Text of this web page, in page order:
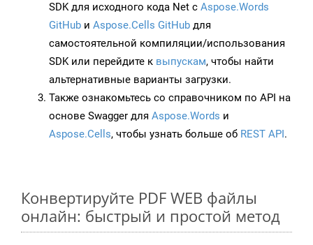
SDK для исходного кода Net с Aspose.Words
GitHub и Aspose.Cells GitHub для
самостоятельной компиляции/использования
SDK или перейдите к выпускам, чтобы найти
альтернативные варианты загрузки.
Также ознакомьтесь со справочником по API на
основе Swagger для Aspose.Words и
Aspose.Cells, чтобы узнать больше об REST API.
Конвертируйте PDF WEB файлы
онлайн: быстрый и простой метод